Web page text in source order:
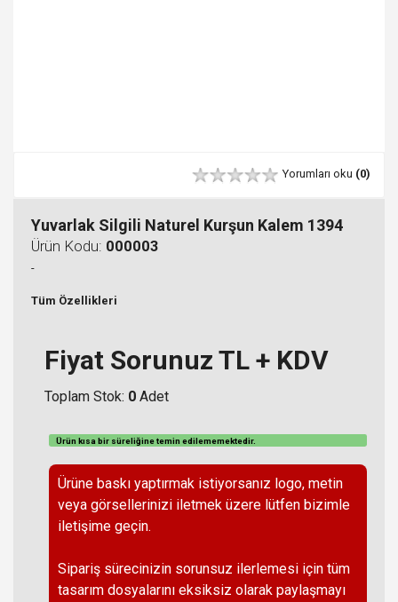
Yorumları oku (0)
Yuvarlak Silgili Naturel Kurşun Kalem 1394
Ürün Kodu: 000003
-
Tüm Özellikleri
Fiyat Sorunuz TL + KDV
Toplam Stok: 0 Adet
Ürün kısa bir süreliğine temin edilememektedir.
Ürüne baskı yaptırmak istiyorsanız logo, metin
veya görsellerinizi iletmek üzere lütfen bizimle
iletişime geçin.
Sipariş sürecinizin sorunsuz ilerlemesi için tüm
tasarım dosyalarını eksiksiz olarak paylaşmayı